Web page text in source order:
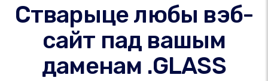
Стварыце любы вэб-
сайт пад вашым
даменам .GLASS